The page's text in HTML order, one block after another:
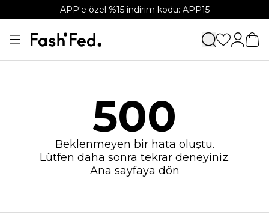
APP'e özel %15 indirim kodu: APP15
500
Beklenmeyen bir hata oluştu.
Lütfen daha sonra tekrar deneyiniz.
Ana sayfaya dön